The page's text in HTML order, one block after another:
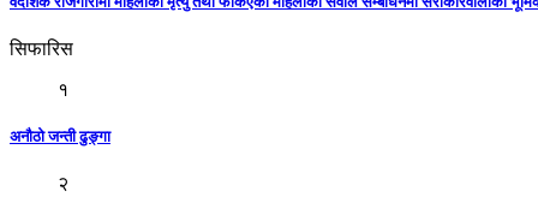
सिफारिस
१
अनौठो जन्ती ढुङ्गा
२